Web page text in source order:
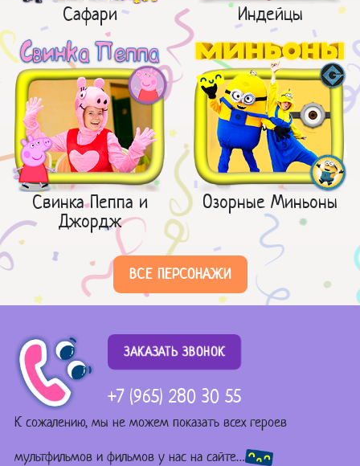
Сафари Индейцы
Свинка Пеппа и
Джордж
Озорные Миньоны
ВСЕ ПЕРСОНАЖИ
ЗАКАЗАТЬ ЗВОНОК
+7 (965) 280 30 55
К сожалению, мы не можем показать всех героев
мультфильмов и фильмов у нас на сайте…